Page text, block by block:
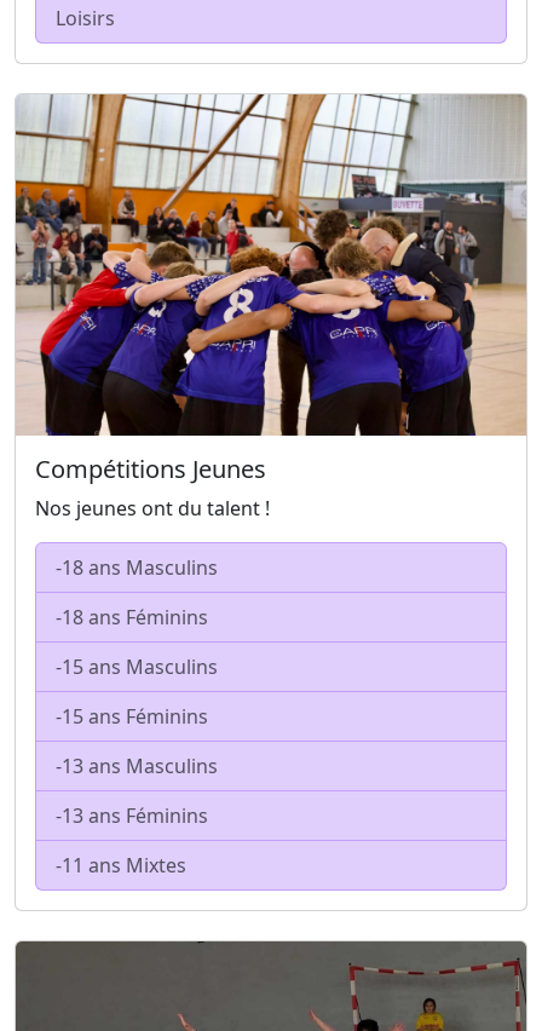
Loisirs
Compétitions Jeunes
Nos jeunes ont du talent !
-18 ans Masculins
-18 ans Féminins
-15 ans Masculins
-15 ans Féminins
-13 ans Masculins
-13 ans Féminins
-11 ans Mixtes